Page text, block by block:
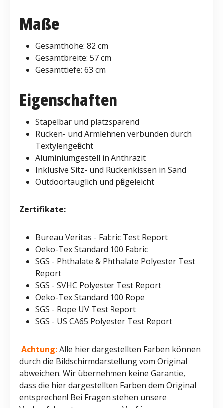
Maße
Gesamthöhe: 82 cm
Gesamtbreite: 57 cm
Gesamttiefe: 63 cm
Eigenschaften
Stapelbar und platzsparend
Rücken- und Armlehnen verbunden durch
Textylengeflecht
Aluminiumgestell in Anthrazit
Inklusive Sitz- und Rückenkissen in Sand
Outdoortauglich und pflegeleicht
Zertifikate:
Bureau Veritas - Fabric Test Report
Oeko-Tex Standard 100 Fabric
SGS - Phthalate & Phthalate Polyester Test
Report
SGS - SVHC Polyester Test Report
Oeko-Tex Standard 100 Rope
SGS - Rope UV Test Report
SGS - US CA65 Polyester Test Report
Achtung:Alle hier dargestellten Farben können
durch die Bildschirmdarstellung vom Original
abweichen. Wir übernehmen keine Garantie,
dass die hier dargestellten Farben dem Original
entsprechen! Bei Fragen stehen unsere